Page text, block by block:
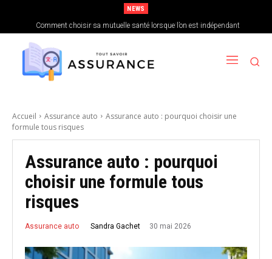
NEWS
Comment choisir sa mutuelle santé lorsque l’on est indépendant
Accueil Assurance auto
Assurance auto : pourquoi choisir une
formule tous risques
Assurance auto : pourquoi
choisir une formule tous
risques
Assurance auto Sandra Gachet 30 mai 2026